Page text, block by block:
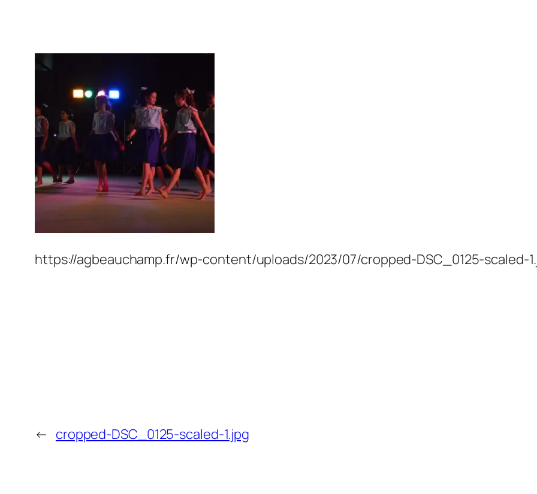
https://agbeauchamp.fr/wp-content/uploads/2023/07/cropped-DSC_0125-scaled-
← cropped-DSC_0125-scaled-1.jpg